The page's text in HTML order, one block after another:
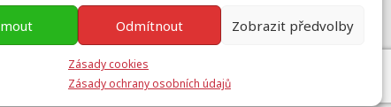
Odmítnout Zobrazit předvolby
Zásady cookies
Zásady ochrany osobních údajů